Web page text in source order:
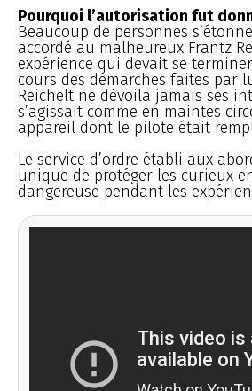
Pourquoi l’autorisation fut
Beaucoup de personnes
accordé au malheureux Frantz
expérience qui devait se
cours des démarches faites par
Reichelt ne dévoila jamais ses
s’agissait comme en maintes
appareil dont le pilote était
Le service d’ordre établi aux
unique de protéger les curieux
dangereuse pendant les